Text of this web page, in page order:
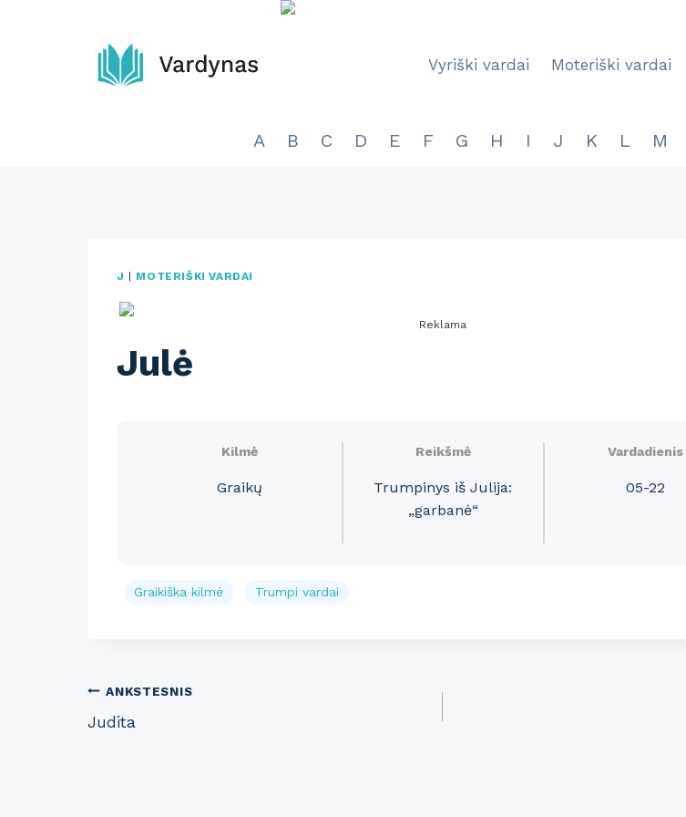
Vyriški vardai Moteriški vardai
A B C D E F G H I J K L M
J MOTERIŠKI VARDAI
Reklama
Julė
Kilmė
Graikų
Reikšmė
Trumpinys iš Julija:
„garbanė“
Vardadienis
05-22
Graikiška kilmė Trumpi vardai
Post
navigation
ANKSTESNIS
Judita